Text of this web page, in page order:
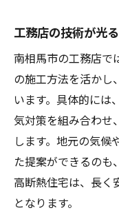
工務店の技術が光
南相馬市の工務店で
の施工方法を活かし
います。具体的には
気対策を組み合わせ
します。地元の気候
た提案ができるのも
高断熱住宅は、長く
となります。